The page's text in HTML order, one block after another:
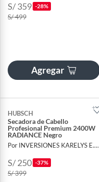
S/ 359 -28%
S/ 499
Agregar
HUBSCH
Secadora de Cabello
Profesional Premium 2400W
RADIANCE Negro
Por INVERSIONES KARELYS E.I.R.L
S/ 250 -37%
S/ 399